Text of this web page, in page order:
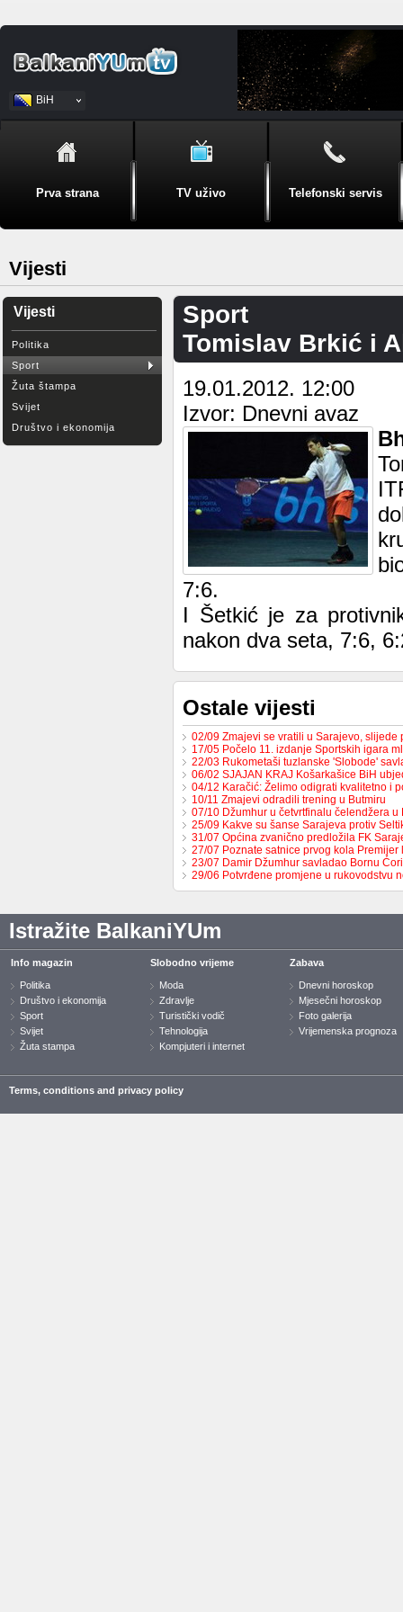
BiH
Srpski
Prva strana TV uživo Telefonski servis
Vijesti
Vijesti
Politika
Sport
Žuta štampa
Svijet
Društvo i ekonomija
Sport
Tomislav Brkić i
19.01.2012. 12:00
Izvor: Dnevni avaz
7:6.
I Šetkić je za
nakon dva seta, 7:6,
Ostale vijesti
02/09 Zmajevi se vratili u Sarajevo,
17/05 Počelo 11. izdanje Sportskih igara
22/03 Rukometaši tuzlanske 'Slobode'
06/02 SJAJAN KRAJ Košarkašice BiH
04/12 Karačić: Želimo odigrati kvalitetno i
10/11 Zmajevi odradili trening u Butmiru
07/10 Džumhur u četvrtfinalu čelendžera u
25/09 Kakve su šanse Sarajeva protiv
31/07 Općina zvanično predložila FK
27/07 Poznate satnice prvog kola
23/07 Damir Džumhur savladao Bornu
29/06 Potvrđene promjene u rukovodstvu
Istražite BalkaniYUm
Info magazin
Politika
Društvo i ekonomija
Sport
Svijet
Žuta stampa
Slobodno vrijeme
Moda
Zdravlje
Turistički vodič
Tehnologija
Kompjuteri i internet
Zabava
Dnevni horoskop
Mjesečni horoskop
Foto galerija
Vrijemenska prognoza
Terms, conditions and privacy policy